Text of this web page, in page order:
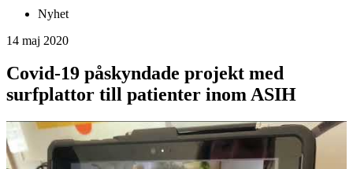
Nyhet
14 maj 2020
Covid-19 påskyndade projekt med
surfplattor till patienter inom ASIH